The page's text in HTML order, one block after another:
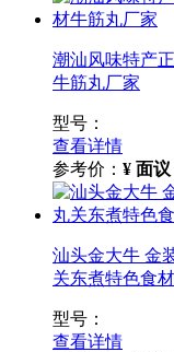
潮汕风味特产
牛筋丸厂家
型号：
查看详情
参考价： ¥ 面议
汕头金大牛 金
关东煮特色食
型号：
查看详情